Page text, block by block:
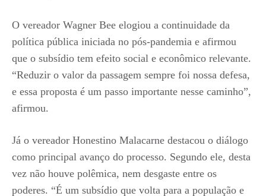
O vereador Wagner Bee elogiou a continuidade da
política pública iniciada no pós-pandemia e afirmou
que o subsídio tem efeito social e econômico relevante.
“Reduzir o valor da passagem sempre foi nossa defesa,
e essa proposta é um passo importante nesse caminho”,
afirmou.
Já o vereador Honestino Malacarne destacou o diálogo
como principal avanço do processo. Segundo ele, desta
vez não houve polêmica, nem desgaste entre os
poderes. “É um subsídio que volta para a população e